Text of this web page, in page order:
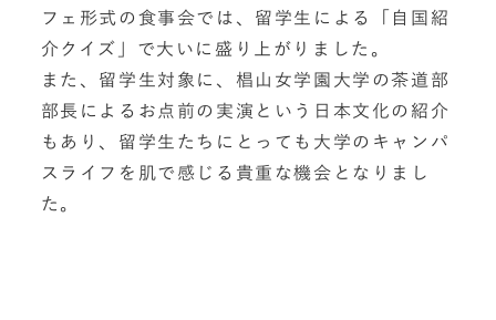
フェ形式の食事会では、留学生による「自国紹
介クイズ」で大いに盛り上がりました。
また、留学生対象に、椙山女学園大学の茶道部
部長によるお点前の実演という日本文化の紹介
もあり、留学生たちにとっても大学のキャンパ
スライフを肌で感じる貴重な機会となりまし
た。